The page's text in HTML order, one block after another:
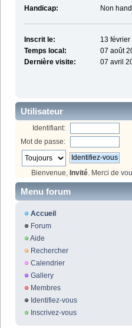
Handicap: Non
Inscrit le:
13
Temps local:
07 août
Dernière visite:
07 avril
Utilisateur
Identifiant:
Mot de passe:
Bienvenue, Invité . Merci de
Menu forum
Accueil
Forum
Aide
Rechercher
Calendrier
Gallery
Membres
Identifiez-vous
Inscrivez-vous